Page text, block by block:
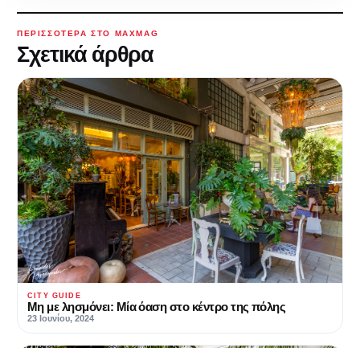
ΠΕΡΙΣΣΌΤΕΡΑ ΣΤΟ MAXMAG
Σχετικά άρθρα
CITY GUIDE
Μη με λησμόνει: Μία όαση στο κέντρο της πόλης
23 Ιουνίου, 2024